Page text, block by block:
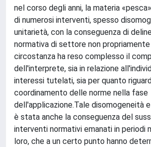
nel corso degli anni, la materia
di numerosi interventi, spesso
unitarietà, con la conseguenza di
normativa di settore non
circostanza ha reso complesso il
dell'interprete, sia in relazione
interessi tutelati, sia per quanto
coordinamento delle norme nella fase
dell'applicazione.Tale disomogeneità
è stata anche la conseguenza del
interventi normativi emanati in periodi
loro, che a un certo punto hanno